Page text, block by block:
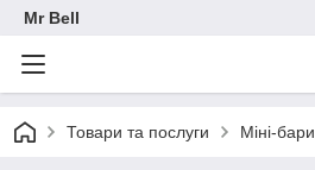
Mr Bell
Товари та послуги Міні-бари